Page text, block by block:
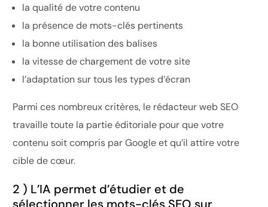
la qualité de votre contenu
la présence de mots-clés pertinents
la bonne utilisation des balises
la vitesse de chargement de votre site
l’adaptation sur tous les types d’écran
Parmi ces nombreux critères, le rédacteur web SEO
travaille toute la partie éditoriale pour que votre
contenu soit compris par Google et qu’il attire votre
cible de cœur.
2 ) L’IA permet d’étudier et de
sélectionner les mots-clés SEO sur